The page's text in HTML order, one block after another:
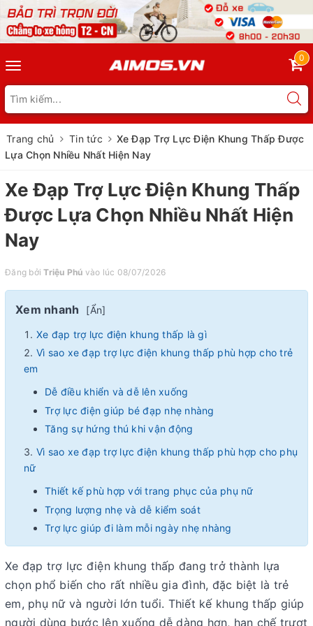
Toggle
navigation
0
Trang chủ Tin tức
Xe Đạp Trợ Lực Điện Khung Thấp Được
Lựa Chọn Nhiều Nhất Hiện Nay
Xe Đạp Trợ Lực Điện Khung Thấp
Được Lựa Chọn Nhiều Nhất Hiện
Nay
Đăng bởiTriệu Phú vào lúc 08/07/2026
Xem nhanh [Ẩn]
Xe đạp trợ lực điện khung thấp là gì
Vì sao xe đạp trợ lực điện khung thấp phù hợp cho trẻ
em
Dễ điều khiển và dễ lên xuống
Trợ lực điện giúp bé đạp nhẹ nhàng
Tăng sự hứng thú khi vận động
Vì sao xe đạp trợ lực điện khung thấp phù hợp cho phụ
nữ
Thiết kế phù hợp với trang phục của phụ nữ
Trọng lượng nhẹ và dễ kiểm soát
Trợ lực giúp đi làm mỗi ngày nhẹ nhàng
tuổi
Bước lên xuống dễ, không lo té ngã
Trợ lực hỗ trợ đầu gối
Xe đạp trợ lực điện khung thấp đang trở thành lựa
chọn phổ biến cho rất nhiều gia đình, đặc biệt là trẻ
em, phụ nữ và người lớn tuổi. Thiết kế khung thấp giúp
người dùng bước lên xuống dễ dàng hơn, hạn chế trượt